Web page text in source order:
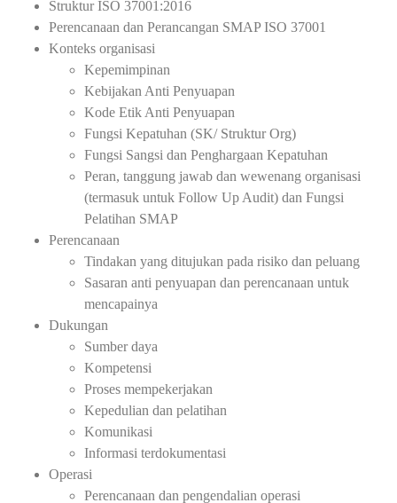
Struktur ISO 37001:2016
Perencanaan dan Perancangan SMAP ISO 37001
Konteks organisasi
Kepemimpinan
Kebijakan Anti Penyuapan
Kode Etik Anti Penyuapan
Fungsi Kepatuhan (SK/ Struktur Org)
Fungsi Sangsi dan Penghargaan Kepatuhan
Peran, tanggung jawab dan wewenang organisasi
(termasuk untuk Follow Up Audit) dan Fungsi
Pelatihan SMAP
Perencanaan
Tindakan yang ditujukan pada risiko dan peluang
Sasaran anti penyuapan dan perencanaan untuk
mencapainya
Dukungan
Sumber daya
Kompetensi
Proses mempekerjakan
Kepedulian dan pelatihan
Komunikasi
Informasi terdokumentasi
Operasi
Perencanaan dan pengendalian operasi